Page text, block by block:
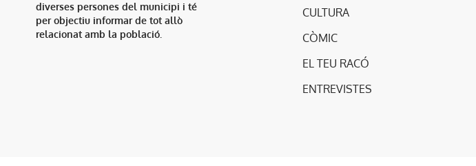
diverses persones del municipi i té
per objectiu informar de tot allò
relacionat amb la població.
CULTURA
CÒMIC
EL TEU RACÓ
ENTREVISTES